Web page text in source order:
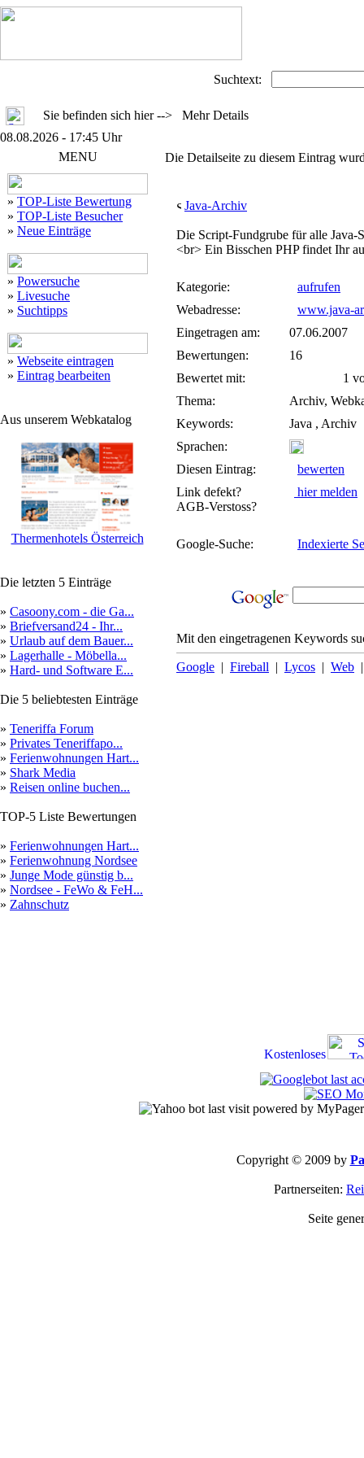
Suchtext:
Sie befinden sich hier --> Mehr Details
08.08.2026 - 17:45 Uhr
MENU
» TOP-Liste Bewertung
» TOP-Liste Besucher
» Neue Einträge
» Powersuche
» Livesuche
» Suchtipps
» Webseite eintragen
» Eintrag bearbeiten
Aus unserem Webkatalog
Thermenhotels Österreich
Die letzten 5 Einträge
» Casoony.com - die Ga...
» Briefversand24 - Ihr...
» Urlaub auf dem Bauer...
» Lagerhalle - Möbella...
» Hard- und Software E...
Die 5 beliebtesten Einträge
» Teneriffa Forum
» Privates Teneriffapo...
» Ferienwohnungen Hart...
» Shark Media
» Reisen online buchen...
TOP-5 Liste Bewertungen
» Ferienwohnungen Hart...
» Ferienwohnung Nordsee
» Junge Mode günstig b...
» Nordsee - FeWo & FeH...
» Zahnschutz
Die Detailseite zu diesem Eintrag
Java-Archiv
Die Script-Fundgrube für alle Java-
<br> Ein Bisschen PHP findet Ihr
Kategorie:
aufrufen
Webadresse:
www.java-
Eingetragen am:
07.06.2007
Bewertungen:
16
Bewertet mit:
1
Thema:
Archiv,
Keywords:
Java , Archiv
Sprachen:
Diesen Eintrag:
bewerten
Link defekt?
AGB-Verstoss?
hier melden
Google-Suche: Indexierte
Mit den eingetragenen Keywords
Google | Fireball | Lycos | Web
Copyright © 2009 by
Partnerseiten:
Seite